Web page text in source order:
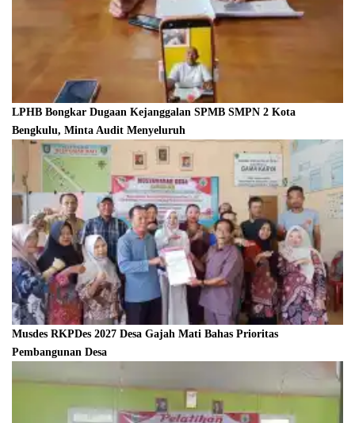
LPHB Bongkar Dugaan Kejanggalan SPMB SMPN 2 Kota
Bengkulu, Minta Audit Menyeluruh
Musdes RKPDes 2027 Desa Gajah Mati Bahas Prioritas
Pembangunan Desa